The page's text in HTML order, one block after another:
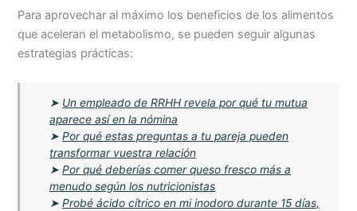
Para aprovechar al máximo los beneficios de los alimentos
que aceleran el metabolismo, se pueden seguir algunas
estrategias prácticas:
➤ Un empleado de RRHH revela por qué tu mutua
aparece así en la nómina
➤Por qué estas preguntas a tu pareja pueden
transformar vuestra relación
➤Por qué deberías comer queso fresco más a
menudo según los nutricionistas
➤Probé ácido cítrico en mi inodoro durante 15 días,